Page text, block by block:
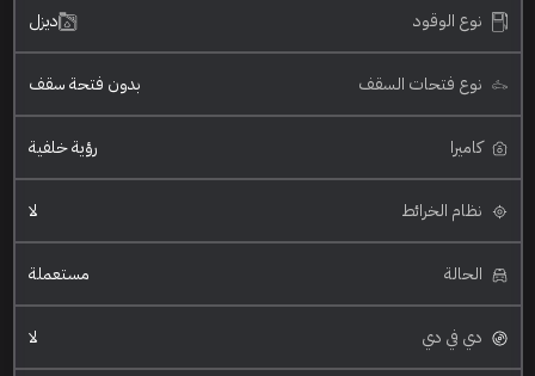
نوع الوقود ديزل
نوع فتحات السقف بدون فتحة سقف
كاميرا رؤية خلفية
نظام الخرائط لا
الحالة مستعملة
دي في دي لا